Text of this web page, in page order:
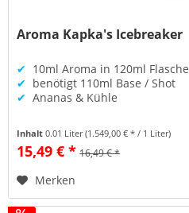
Aroma Kapka's Icebreaker
✔ 10ml Aroma in 120ml Flasche
✔ benötigt 110ml Base / Shot
✔ Ananas & Kühle
Inhalt0.01 Liter(1.549,00 € * / 1 Liter)
15,49 € * 16,49 € *
Merken